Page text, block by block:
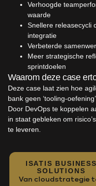
Verhoogde
waarde
Snellere releasecycli
integratie
Verbeterde
Meer strategische
sprintdoelen
Waarom deze case
Deze case laat zien hoe
bank geen ‘tooling-
Door DevOps te koppelen
in staat gebleken om
te leveren.
ISATIS BUSINESS
SOLUTIONS
Van cloudstrategie